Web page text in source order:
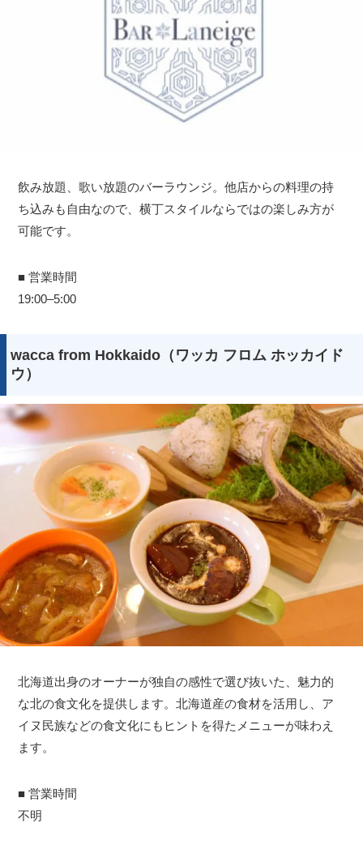
飲み放題、歌い放題のバーラウンジ。他店からの料理の持
ち込みも自由なので、横丁スタイルならではの楽しみ方が
可能です。
■ 営業時間
19:00–5:00
wacca from Hokkaido（ワッカ フロム ホッカイド
ウ）
北海道出身のオーナーが独自の感性で選び抜いた、魅力的
な北の食文化を提供します。北海道産の食材を活用し、ア
イヌ民族などの食文化にもヒントを得たメニューが味わえ
ます。
■ 営業時間
不明